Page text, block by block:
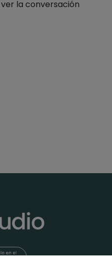
la conversación